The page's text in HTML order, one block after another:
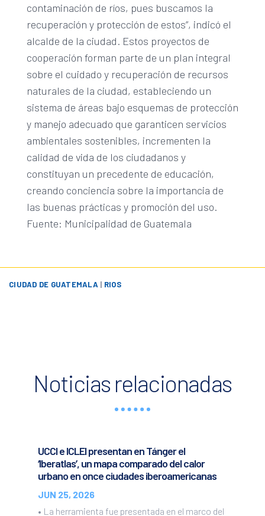
contaminación de ríos, pues buscamos la
recuperación y protección de estos”, indicó el
alcalde de la ciudad. Estos proyectos de
cooperación forman parte de un plan integral
sobre el cuidado y recuperación de recursos
naturales de la ciudad, estableciendo un
sistema de áreas bajo esquemas de protección
y manejo adecuado que garanticen servicios
ambientales sostenibles, incrementen la
calidad de vida de los ciudadanos y
constituyan un precedente de educación,
creando conciencia sobre la importancia de
las buenas prácticas y promoción del uso.
Fuente: Municipalidad de Guatemala
CIUDAD DE GUATEMALA | RIOS
Noticias relacionadas
UCCI e ICLEI presentan en Tánger el
‘Iberatlas’, un mapa comparado del calor
urbano en once ciudades iberoamericanas
JUN 25, 2026
• La herramienta fue presentada en el marco del